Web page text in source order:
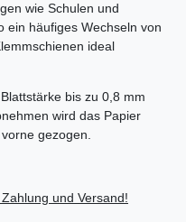
wie Schulen und
ein häufiges Wechseln von
ideal
bis zu 0,8 mm
wird das Papier
gezogen.
und Versand!